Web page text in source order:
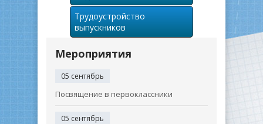
Трудоустройство
выпускников
Мероприятия
05 сентябрь
Посвящение в первоклассники
05 сентябрь